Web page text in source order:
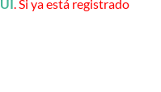
. Si ya está registrado